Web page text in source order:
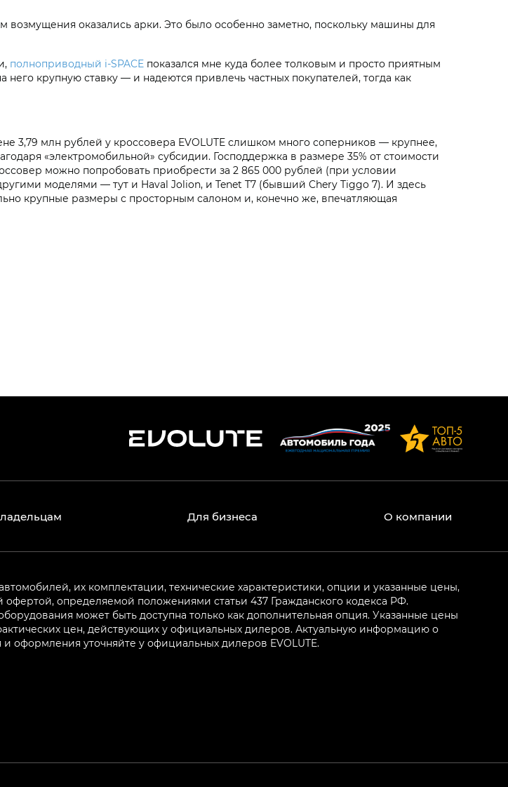
оказались арки. Это было особенно заметно, поскольку машины для
полноприводный i‑SPACE показался мне куда более толковым и просто приятным
крупную ставку — и надеются привлечь частных покупателей, тогда как
3,79 млн рублей у кроссовера EVOLUTE слишком много соперников — крупнее,
«электромобильной» субсидии. Господдержка в размере 35% от стоимости
можно попробовать приобрести за 2 865 000 рублей (при условии
моделями — тут и Haval Jolion, и Tenet T7 (бывший Chery Tiggo 7). И здесь
крупные размеры с просторным салоном и, конечно же, впечатляющая
Для бизнеса О компании
их комплектации, технические характеристики, опции и указанные цены,
определяемой положениями статьи 437 Гражданского кодекса РФ.
может быть доступна только как дополнительная опция. Указанные цены
цен, действующих у официальных дилеров. Актуальную информацию о
оформления уточняйте у официальных дилеров EVOLUTE.